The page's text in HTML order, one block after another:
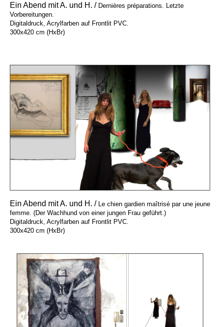
Ein Abend mit A. und H. / Dernières préparations. Letzte
Vorbereitungen.
Digitaldruck, Acrylfarben auf Frontlit PVC.
300x420 cm (HxBr)
Ein Abend mit A. und H. / Le chien gardien maîtrisé par une jeune
femme. (Der Wachhund von einer jungen Frau geführt.)
Digitaldruck, Acrylfarben auf Frontlit PVC.
300x420 cm (HxBr)